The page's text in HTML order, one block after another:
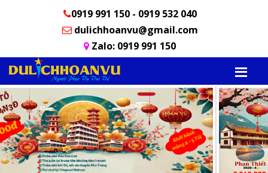
0919 991 150 - 0919 532 040
dulichhoanvu@gmail.com
Zalo: 0919 991 150